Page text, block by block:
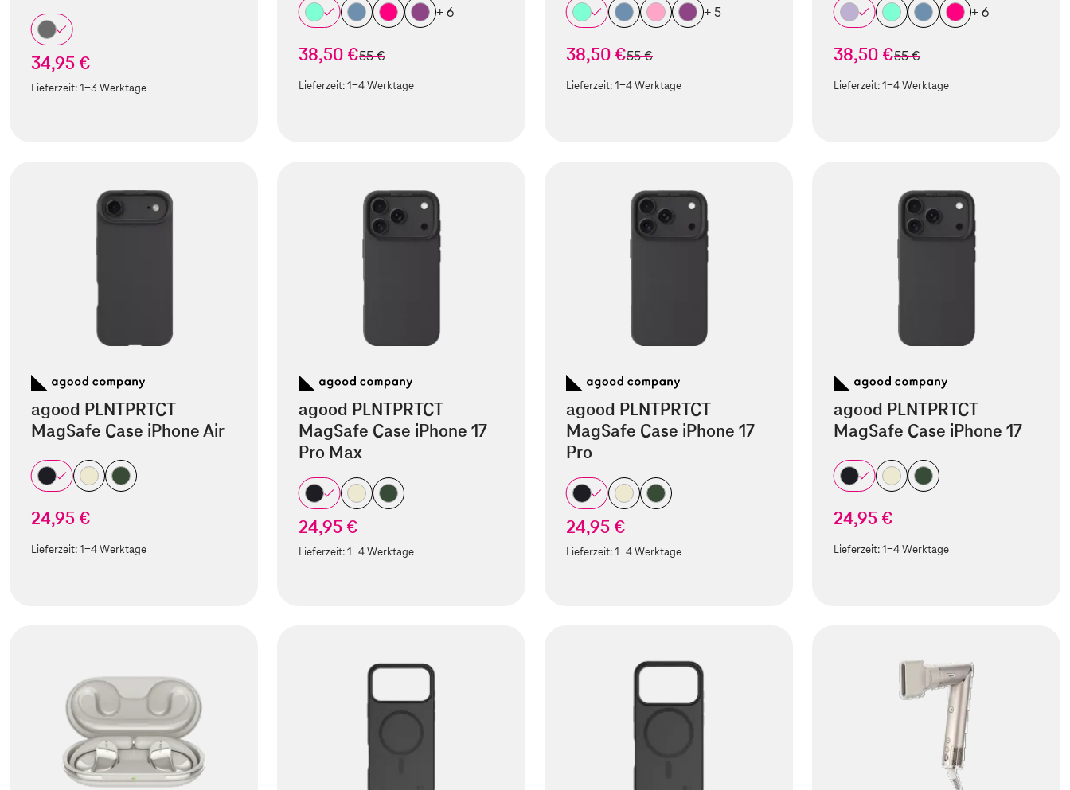
34,95 €
Lieferzeit:1-3 Werktage
+ 6
38,50 €statt
55 €
Lieferzeit:1-4 Werktage
+ 5
38,50 €statt
55 €
Lieferzeit:1-4 Werktage
+ 6
38,50 €statt
55 €
Lieferzeit:1-4 Werktage
agood PLNTPRTCT
MagSafe Case iPhone Air
24,95 €
Lieferzeit:1-4 Werktage
agood PLNTPRTCT
MagSafe Case iPhone 17
Pro Max
24,95 €
Lieferzeit:1-4 Werktage
agood PLNTPRTCT
MagSafe Case iPhone 17
Pro
24,95 €
Lieferzeit:1-4 Werktage
agood PLNTPRTCT
MagSafe Case iPhone 17
24,95 €
Lieferzeit:1-4 Werktage